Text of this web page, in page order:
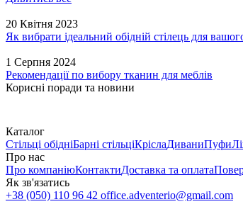
20 Квітня 2023
Як вибрати ідеальний обідній стілець для
1 Серпня 2024
Рекомендації по вибору тканин для меблів
Корисні поради та новини
Каталог
Стільці обідніБарні стільціКріслаДиваниПуфи
Про нас
Про компаніюКонтактиДоставка та оплата
Як зв'язатись
+38 (050) 110 96 42 office.adventerio@gmail.com